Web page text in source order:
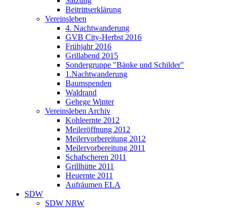
Beitrittserklärung
Vereinsleben
4. Nachtwanderung
GVB City-Herbst 2016
Frühjahr 2016
Grillabend 2015
Sondergruppe "Bänke und Schilder"
1.Nachtwanderung
Baumspenden
Waldrand
Gehege Winter
Vereinsleben Archiv
Kohleernte 2012
Meileröffnung 2012
Meilervorbereitung 2012
Meilervorbereitung 2011
Schafscheren 2011
Grillhütte 2011
Heuernte 2011
Aufräumen ELA
SDW
SDW NRW